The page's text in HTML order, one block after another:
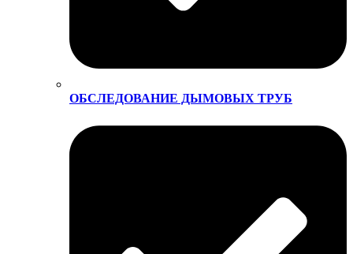
ОБСЛЕДОВАНИЕ ДЫМОВЫХ ТРУБ